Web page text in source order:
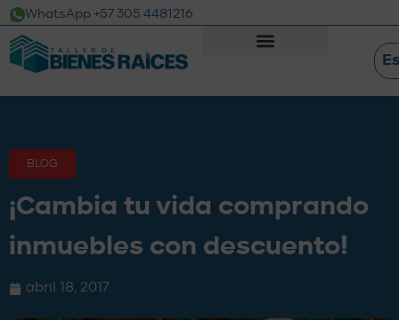
WhatsApp +57 305 4481216
BLOG
¡Cambia tu vida comprando
inmuebles con descuento!
abril 18, 2017